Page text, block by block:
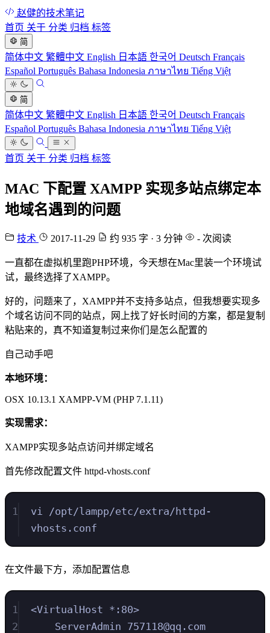
赵健的技术笔记
首页 关于 分类 归档 标签
简
简体中文 繁體中文 English 日本語 한국어 Deutsch Français
Español Português Bahasa Indonesia ภาษาไทย Tiếng Việt
简
简体中文 繁體中文 English 日本語 한국어 Deutsch Français
Español Português Bahasa Indonesia ภาษาไทย Tiếng Việt
首页 关于 分类 归档 标签
MAC 下配置 XAMPP 实现多站点绑定本
地域名遇到的问题
技术 2017-11-29 约 935 字 · 3 分钟 - 次阅读
一直都在虚拟机里跑PHP环境，今天想在Mac里装一个环境试
试，最终选择了XAMPP。
好的，问题来了，XAMPP并不支持多站点，但我想要实现多
个域名访问不同的站点，网上找了好长时间的方案，都是复制
粘贴来的，真不知道复制过来你们是怎么配置的
自己动手吧
本地环境：
OSX 10.13.1 XAMPP-VM (PHP 7.1.11)
实现需求：
XAMPP实现多站点访问并绑定域名
首先修改配置文件 httpd-vhosts.conf
1
vi /opt/lampp/etc/extra/httpd-
vhosts.conf
在文件最下方，添加配置信息
1
<VirtualHost *:80>
2
ServerAdmin 757118@qq.com